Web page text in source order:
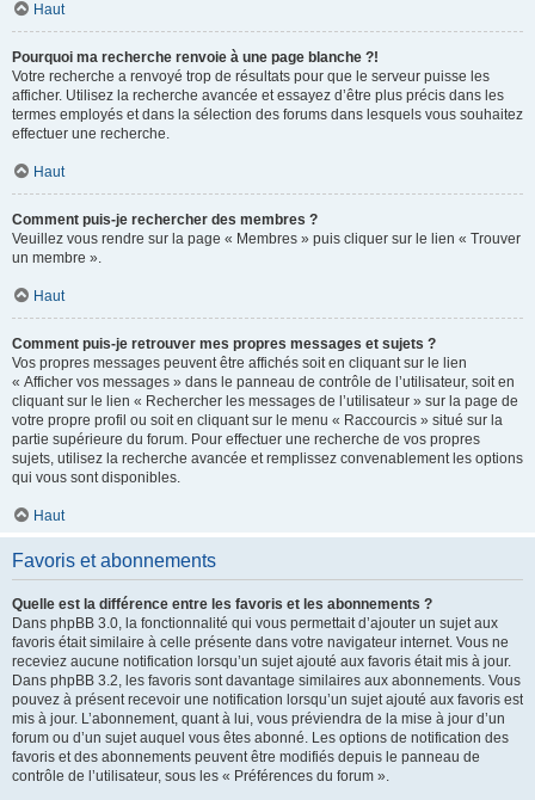
Haut
Pourquoi ma recherche renvoie à une page blanche ?!
Votre recherche a renvoyé trop de résultats pour que le serveur puisse les
afficher. Utilisez la recherche avancée et essayez d’être plus précis dans les
termes employés et dans la sélection des forums dans lesquels vous souhaitez
effectuer une recherche.
Haut
Comment puis-je rechercher des membres ?
Veuillez vous rendre sur la page « Membres » puis cliquer sur le lien « Trouver
un membre ».
Haut
Comment puis-je retrouver mes propres messages et sujets ?
Vos propres messages peuvent être affichés soit en cliquant sur le lien
« Afficher vos messages » dans le panneau de contrôle de l’utilisateur, soit en
cliquant sur le lien « Rechercher les messages de l’utilisateur » sur la page de
votre propre profil ou soit en cliquant sur le menu « Raccourcis » situé sur la
partie supérieure du forum. Pour effectuer une recherche de vos propres
sujets, utilisez la recherche avancée et remplissez convenablement les options
qui vous sont disponibles.
Haut
Favoris et abonnements
Quelle est la différence entre les favoris et les abonnements ?
Dans phpBB 3.0, la fonctionnalité qui vous permettait d’ajouter un sujet aux
favoris était similaire à celle présente dans votre navigateur internet. Vous ne
receviez aucune notification lorsqu’un sujet ajouté aux favoris était mis à jour.
Dans phpBB 3.2, les favoris sont davantage similaires aux abonnements. Vous
pouvez à présent recevoir une notification lorsqu’un sujet ajouté aux favoris est
mis à jour. L’abonnement, quant à lui, vous préviendra de la mise à jour d’un
forum ou d’un sujet auquel vous êtes abonné. Les options de notification des
favoris et des abonnements peuvent être modifiés depuis le panneau de
contrôle de l’utilisateur, sous les « Préférences du forum ».